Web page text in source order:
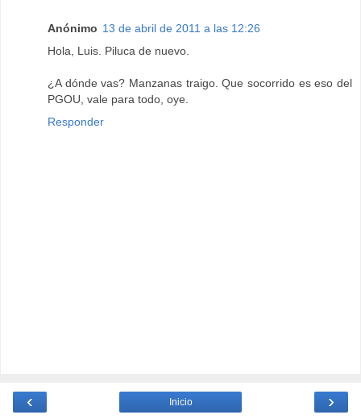
Anónimo 13 de abril de 2011 a las 12:26
Hola, Luis. Piluca de nuevo.
¿A dónde vas? Manzanas traigo. Que socorrido es eso del
PGOU, vale para todo, oye.
Responder
‹ ›
Inicio